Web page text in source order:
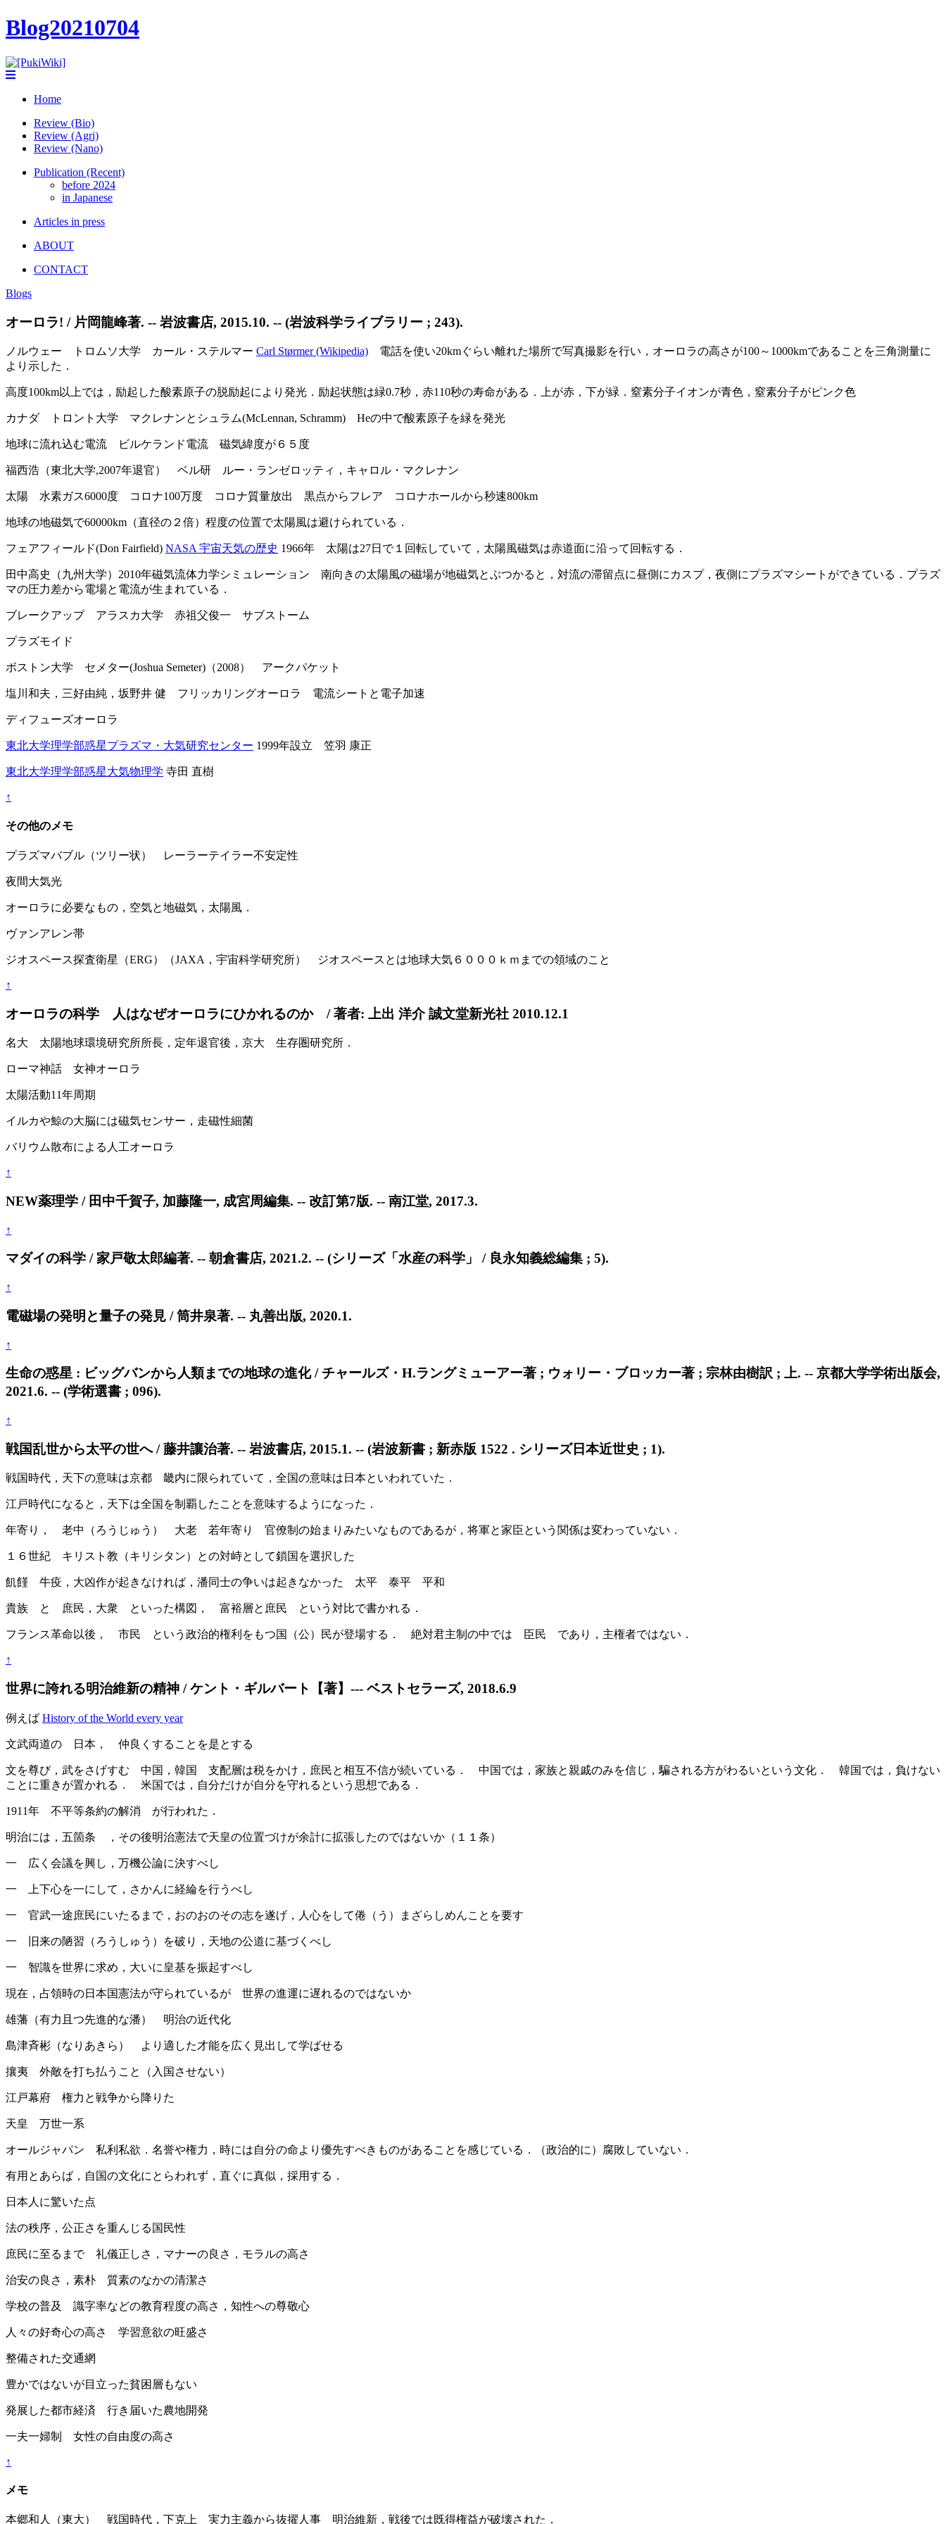
Blog20210704
Home
Review (Bio)
Review (Agri)
Review (Nano)
Publication (Recent)
before 2024
in Japanese
Articles in press
ABOUT
CONTACT
Blogs
オーロラ! / 片岡龍峰著. -- 岩波書店, 2015.10. -- (岩波科学ライブラリー ; 243).
ノルウェー トロムソ大学 カール・ステルマー Carl Størmer (Wikipedia) 電話を使い20kmぐらい離れた場所で写真撮影を行い，オーロラの高さが100～1000kmであることを三角測量に
より示した．
高度100km以上では，励起した酸素原子の脱励起により発光．励起状態は緑0.7秒，赤110秒の寿命がある．上が赤，下が緑．窒素分子イオンが青色，窒素分子がピンク色
カナダ トロント大学 マクレナンとシュラム(McLennan, Schramm) Heの中で酸素原子を緑を発光
地球に流れ込む電流 ビルケランド電流 磁気緯度が６５度
福西浩（東北大学,2007年退官） ベル研 ルー・ランゼロッティ，キャロル・マクレナン
太陽 水素ガス6000度 コロナ100万度 コロナ質量放出 黒点からフレア コロナホールから秒速800km
地球の地磁気で60000km（直径の２倍）程度の位置で太陽風は避けられている．
フェアフィールド(Don Fairfield) NASA 宇宙天気の歴史 1966年 太陽は27日で１回転していて，太陽風磁気は赤道面に沿って回転する．
田中高史（九州大学）2010年磁気流体力学シミュレーション 南向きの太陽風の磁場が地磁気とぶつかると，対流の滞留点に昼側にカスプ，夜側にプラズマシートができている．プラズ
マの圧力差から電場と電流が生まれている．
ブレークアップ アラスカ大学 赤祖父俊一 サブストーム
プラズモイド
ボストン大学 セメター(Joshua Semeter)（2008） アークパケット
塩川和夫，三好由純，坂野井 健 フリッカリングオーロラ 電流シートと電子加速
ディフューズオーロラ
東北大学理学部惑星プラズマ・大気研究センター 1999年設立 笠羽 康正
東北大学理学部惑星大気物理学 寺田 直樹
↑
その他のメモ
プラズマバブル（ツリー状） レーラーテイラー不安定性
夜間大気光
オーロラに必要なもの，空気と地磁気，太陽風．
ヴァンアレン帯
ジオスペース探査衛星（ERG）（JAXA，宇宙科学研究所） ジオスペースとは地球大気６０００ｋｍまでの領域のこと
↑
オーロラの科学 人はなぜオーロラにひかれるのか / 著者: 上出 洋介 誠文堂新光社 2010.12.1
名大 太陽地球環境研究所所長，定年退官後，京大 生存圏研究所．
ローマ神話 女神オーロラ
太陽活動11年周期
イルカや鯨の大脳には磁気センサー，走磁性細菌
バリウム散布による人工オーロラ
↑
NEW薬理学 / 田中千賀子, 加藤隆一, 成宮周編集. -- 改訂第7版. -- 南江堂, 2017.3.
↑
マダイの科学 / 家戸敬太郎編著. -- 朝倉書店, 2021.2. -- (シリーズ「水産の科学」 / 良永知義総編集 ; 5).
↑
電磁場の発明と量子の発見 / 筒井泉著. -- 丸善出版, 2020.1.
↑
生命の惑星 : ビッグバンから人類までの地球の進化 / チャールズ・H.ラングミューアー著 ; ウォリー・ブロッカー著 ; 宗林由樹訳 ; 上. -- 京都大学学術出版会,
2021.6. -- (学術選書 ; 096).
↑
戦国乱世から太平の世へ / 藤井讓治著. -- 岩波書店, 2015.1. -- (岩波新書 ; 新赤版 1522 . シリーズ日本近世史 ; 1).
戦国時代，天下の意味は京都 畿内に限られていて，全国の意味は日本といわれていた．
江戸時代になると，天下は全国を制覇したことを意味するようになった．
年寄り， 老中（ろうじゅう） 大老 若年寄り 官僚制の始まりみたいなものであるが，将軍と家臣という関係は変わっていない．
１６世紀 キリスト教（キリシタン）との対峙として鎖国を選択した
飢饉 牛疫，大凶作が起きなければ，潘同士の争いは起きなかった 太平 泰平 平和
貴族 と 庶民，大衆 といった構図， 富裕層と庶民 という対比で書かれる．
フランス革命以後， 市民 という政治的権利をもつ国（公）民が登場する． 絶対君主制の中では 臣民 であり，主権者ではない．
↑
世界に誇れる明治維新の精神 / ケント・ギルバート【著】--- ベストセラーズ, 2018.6.9
例えば History of the World every year
文武両道の 日本， 仲良くすることを是とする
文を尊び，武をさげすむ 中国，韓国 支配層は税をかけ，庶民と相互不信が続いている． 中国では，家族と親戚のみを信じ，騙される方がわるいという文化． 韓国では，負けない
ことに重きが置かれる． 米国では，自分だけが自分を守れるという思想である．
1911年 不平等条約の解消 が行われた．
明治には，五箇条 ，その後明治憲法で天皇の位置づけが余計に拡張したのではないか（１１条）
一 広く会議を興し，万機公論に決すべし
一 上下心を一にして，さかんに経綸を行うべし
一 官武一途庶民にいたるまで，おのおのその志を遂げ，人心をして倦（う）まざらしめんことを要す
一 旧来の陋習（ろうしゅう）を破り，天地の公道に基づくべし
一 智識を世界に求め，大いに皇基を振起すべし
現在，占領時の日本国憲法が守られているが 世界の進運に遅れるのではないか
雄藩（有力且つ先進的な潘） 明治の近代化
島津斉彬（なりあきら） より適した才能を広く見出して学ばせる
攘夷 外敵を打ち払うこと（入国させない）
江戸幕府 権力と戦争から降りた
天皇 万世一系
オールジャパン 私利私欲．名誉や権力，時には自分の命より優先すべきものがあることを感じている．（政治的に）腐敗していない．
有用とあらば，自国の文化にとらわれず，直ぐに真似，採用する．
日本人に驚いた点
法の秩序，公正さを重んじる国民性
庶民に至るまで 礼儀正しさ，マナーの良さ，モラルの高さ
治安の良さ，素朴 質素のなかの清潔さ
学校の普及 識字率などの教育程度の高さ，知性への尊敬心
人々の好奇心の高さ 学習意欲の旺盛さ
整備された交通網
豊かではないが目立った貧困層もない
発展した都市経済 行き届いた農地開発
一夫一婦制 女性の自由度の高さ
↑
メモ
本郷和人（東大） 戦国時代，下克上 実力主義から抜擢人事 明治維新，戦後では既得権益が破壊された．